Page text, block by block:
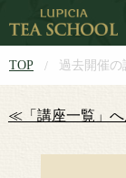
TOP 過去開催の
≪「講座一覧」へ